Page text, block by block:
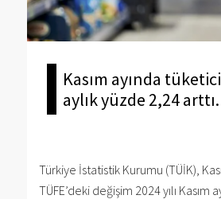
​​​​​​​Kasım ayında
aylık yüzde 2,24 arttı.
Türkiye İstatistik Kurumu (TÜİK),
TÜFE’deki değişim 2024 yılı